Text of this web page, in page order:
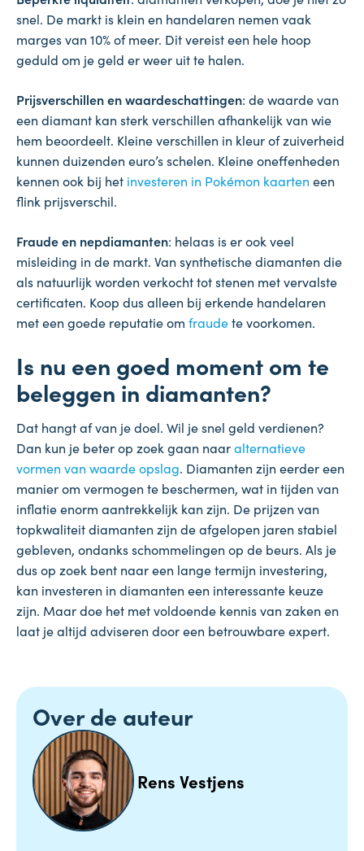
snel. De markt is klein en handelaren nemen vaak
marges van 10% of meer. Dit vereist een hele hoop
geduld om je geld er weer uit te halen.
Prijsverschillen en waardeschattingen: de waarde van
een diamant kan sterk verschillen afhankelijk van wie
hem beoordeelt. Kleine verschillen in kleur of zuiverheid
kunnen duizenden euro’s schelen. Kleine oneffenheden
kennen ook bij het investeren in Pokémon kaarten een
flink prijsverschil.
Fraude en nepdiamanten: helaas is er ook veel
misleiding in de markt. Van synthetische diamanten die
als natuurlijk worden verkocht tot stenen met vervalste
certificaten. Koop dus alleen bij erkende handelaren
met een goede reputatie om fraudete voorkomen.
Is nu een goed moment om te
beleggen in diamanten?
Dat hangt af van je doel. Wil je snel geld verdienen?
Dan kun je beter op zoek gaan naaralternatieve
vormen van waarde opslag. Diamanten zijn eerder een
manier om vermogen te beschermen, wat in tijden van
inflatie enorm aantrekkelijk kan zijn. De prijzen van
topkwaliteit diamanten zijn de afgelopen jaren stabiel
gebleven, ondanks schommelingen op de beurs. Als je
dus op zoek bent naar een lange termijn investering,
kan investeren in diamanten een interessante keuze
zijn. Maar doe het met voldoende kennis van zaken en
laat je altijd adviseren door een betrouwbare expert.
Over de auteur
Rens Vestjens